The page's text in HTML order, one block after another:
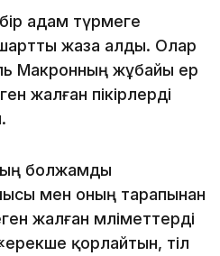
адам түрмеге
жаза алды. Олар
Макронның жұбайы ер
жалған пікірлерді
болжамды
мен оның тарапынан
жалған мәліметтерді
қорлайтын, тіл